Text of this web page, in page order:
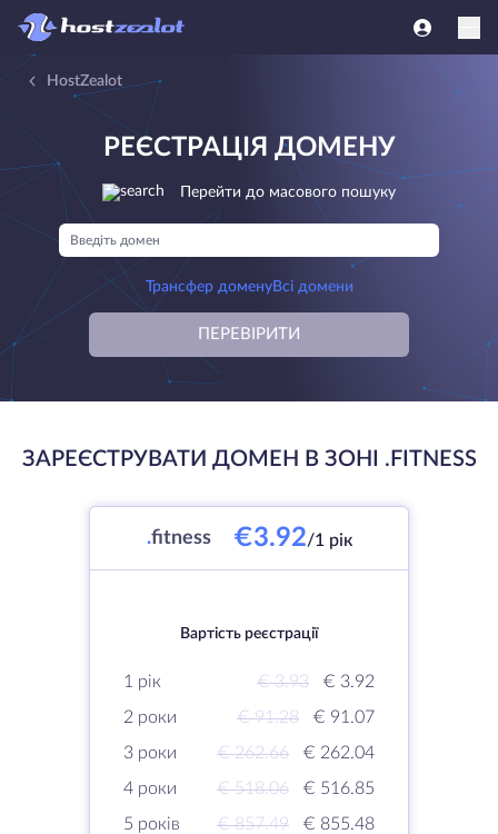
HostZealot
РЕЄСТРАЦІЯ ДОМЕНУ
Перейти до масового пошуку
Трансфер доменуВсі домени
ПЕРЕВІРИТИ
ЗАРЕЄСТРУВАТИ ДОМЕН В ЗОНІ .FITNESS
.fitness €3.92/1 рік
Вартість реєстрації
1 рік € 3.93
€ 3.92
2 роки
€ 91.28
€ 91.07
3 роки
€ 262.66
€ 262.04
4 роки
€ 518.06
€ 516.85
5 років
€ 857.49
€ 855.48